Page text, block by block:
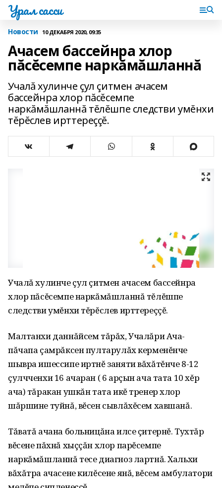
Урал сасси
Новости 10 ДЕКАБРЯ 2020, 09:35
Ачасем бассейнра хлор
пăсĕсемпе наркăмăшланнă
Учалă хулинче çул çитмен ачасем
бассейнра хлор пăсĕсемпе
наркăмăшланнă тĕлĕшпе следстви умĕнхи
тĕрĕслев ирттереççĕ.
Учалă хулинче çул çитмен ачасем бассейнра
хлор пăсĕсемпе наркăмăшланнă тĕлĕшпе
следстви умĕнхи тĕрĕслев ирттереççĕ.
Малтанхи даннăйсем тăрăх‚ Учалăри Ача-
пăчапа çамрăксен пултарулăх керменĕнче
шывра ишессипе иртнĕ заняти вăхăтĕнче 8-12
çулчченхи 16 ачаран ( 6 арçын ача тата 10 хĕр
ача) тăракан ушкăн тата икĕ тренер хлор
шăршине туйнă‚ вĕсен сывлăхĕсем хавшанă.
Тăватă ачана больницăна илсе çитернĕ. Тухтăр
вĕсене пăхнă хыççăн хлор парĕсемпе
наркăмăшланнă тесе диагноз лартнă. Хальхи
вăхăтра ачасене килĕсене янă‚ вĕсем амбулатори